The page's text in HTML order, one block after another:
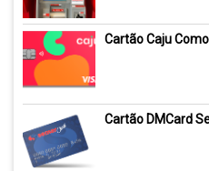
Cartão Caju
Cartão DMCard